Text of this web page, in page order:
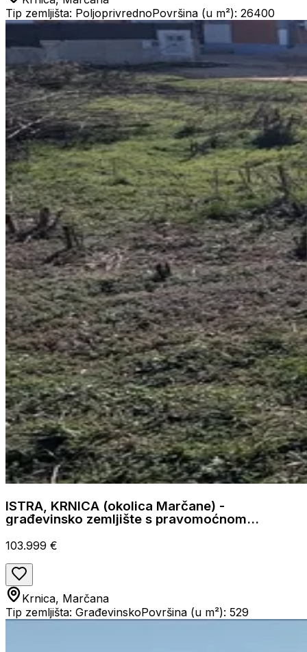
Tip zemljišta: PoljoprivrednoPovršina (u m²): 26400
ISTRA, KRNICA (okolica Marčane) -
građevinsko zemljište s pravomoćnom
gradnju!
103.999 €
Krnica, Marčana
Tip zemljišta: GrađevinskoPovršina (u m²): 529